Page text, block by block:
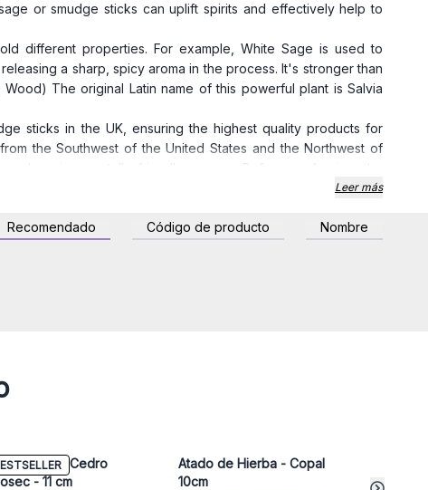
or smudge sticks can uplift spirits and effectively help to
different properties. For example, White Sage is used to
a sharp, spicy aroma in the process. It's stronger than
The original Latin name of this powerful plant is Salvia
sticks in the UK, ensuring the highest quality products for
the Southwest of the United States and the Northwest of
environmentally friendly manner. Before packaging, the
in good condition during their journey to Europe, thus
of cleansing with Ancient Wisdom Wholesale Smudge
Leer más
Recomendado Código de producto Nombre
Hierba - Cedro
- 11 cm
Atado de Hierba - Copal
10cm